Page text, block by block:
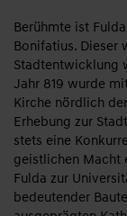
Berühmte ist
Bonifatius. Dieser
Stadtentwicklung
Jahr 819 wurde
Kirche nördlich
Erhebung zur
stets eine
geistlichen Macht
Fulda zur
bedeutender